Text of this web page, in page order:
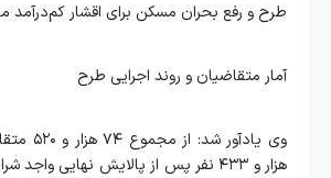
طرح و رفع بحران مسکن برای اقشار
آمار متقاضیان و روند اجرایی طرح
هزار و ۴۳۳ نفر پس از پالایش نهایی